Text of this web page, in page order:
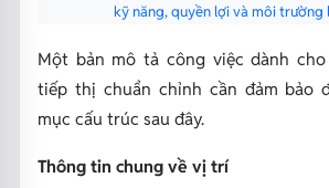
kỹ năng, quyền lợi và môi trường
Một bản mô tả công việc dành
tiếp thị chuẩn chỉnh cần đảm bảo
mục cấu trúc sau đây.
Thông tin chung về vị trí